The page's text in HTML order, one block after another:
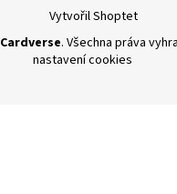
Vytvořil Shoptet
Cardverse. Všechna práva
nastavení cookies